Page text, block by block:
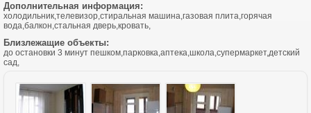
Дополнительная информация:
холодильник,телевизор,стиральная машина,газовая плита,горячая
вода,балкон,стальная дверь,кровать,
Близлежащие объекты:
до остановки 3 минут пешком,парковка,аптека,школа,супермаркет,детский
сад,